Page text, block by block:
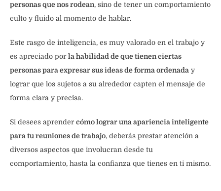
personas que nos rodean, sino de tener un comportamiento
culto y fluido al momento de hablar.
Este rasgo de inteligencia, es muy valorado en el trabajo y
es apreciado porla habilidad de que tienen ciertas
personas para expresar sus ideas de forma ordenada y
lograr que los sujetos a su alrededor capten el mensaje de
forma clara y precisa.
Si desees aprendercómo lograr una apariencia inteligente
para tu reuniones de trabajo, deberás prestar atención a
diversos aspectos que involucran desde tu
comportamiento, hasta la confianza que tienes en ti mismo.